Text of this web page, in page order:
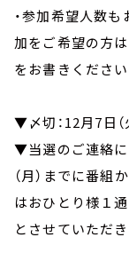
・参加希望人数
加をご希望の方
をお書きください
▼〆切：12月7日（
▼当選のご連絡に
（月）までに番
はおひとり様１
とさせていただき